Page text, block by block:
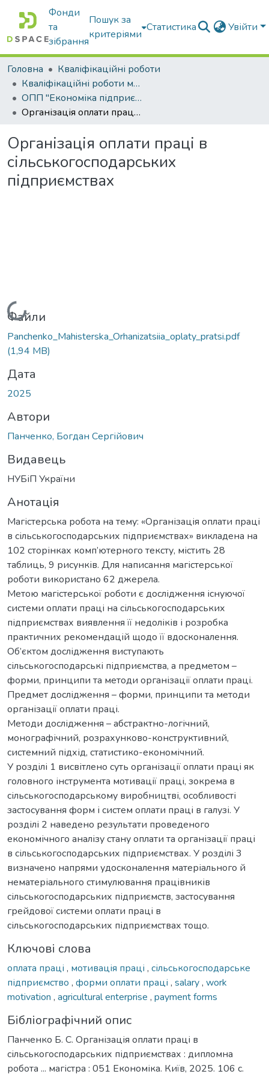
Фонди
та
зібрання
Пошук за
критеріями
Статистика Увійти
Головна
Кваліфікаційні роботи
Кваліфікаційні роботи магістрів
ОПП "Економіка підприємства"
Організація оплати праці в сільськогосподарських підприємствах
Організація оплати праці в
сільськогосподарських
підприємствах
Вантажиться...
Файли
Panchenko_Mahisterska_Orhanizatsiia_oplaty_pratsi.pdf
(1,94 MB)
Дата
2025
Автори
Панченко, Богдан Сергійович
Видавець
НУБіП України
Анотація
Магістерська робота на тему: «Організація оплати праці
в сільськогосподарських підприємствах» викладена на
102 сторінках комп’ютерного тексту, містить 28
таблиць, 9 рисунків. Для написання магістерської
роботи використано 62 джерела.
Метою магістерської роботи є дослідження існуючої
системи оплати праці на сільськогосподарських
підприємствах виявлення її недоліків і розробка
практичних рекомендацій щодо її вдосконалення.
Об’єктом дослідження виступають
сільськогосподарські підприємства, а предметом –
форми, принципи та методи організації оплати праці.
Предмет дослідження – форми, принципи та методи
організації оплати праці.
Методи дослідження – абстрактно-логічний,
монографічний, розрахунково-конструктивний,
системний підхід, статистико-економічний.
У розділі 1 висвітлено суть організації оплати праці як
головного інструмента мотивації праці, зокрема в
сільськогосподарському виробництві, особливості
застосування форм і систем оплати праці в галузі. У
розділі 2 наведено результати проведеного
економічного аналізу стану оплати та організації праці
в сільськогосподарських підприємствах. У розділі 3
визначено напрями удосконалення матеріального й
нематеріального стимулювання працівників
сільськогосподарських підприємств, застосування
грейдової системи оплати праці в
сільськогосподарських підприємствах тощо.
Ключові слова
оплата праці , мотивація праці , сільськогосподарське
підприємство , форми оплати праці , salary, work
motivation , agricultural enterprise , payment forms
Бібліографічний опис
Панченко Б. С. Організація оплати праці в
сільськогосподарських підприємствах : дипломна
робота ... магістра : 051 Економіка. Київ, 2025. 106 с.